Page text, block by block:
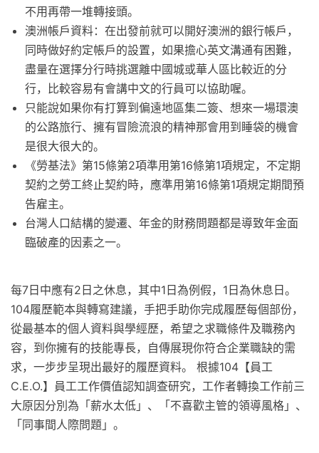
不用再帶一堆轉接頭。
澳洲帳戶資料：在出發前就可以開好澳洲的銀行帳戶，
同時做好約定帳戶的設置，如果擔心英文溝通有困難，
盡量在選擇分行時挑選離中國城或華人區比較近的分
行，比較容易有會講中文的行員可以協助喔。
只能說如果你有打算到偏遠地區集二簽、想來一場環澳
的公路旅行、擁有冒險流浪的精神那會用到睡袋的機會
是很大很大的。
《勞基法》第15條第2項準用第16條第1項規定，不定期
契約之勞工終止契約時，應準用第16條第1項規定期間預
告雇主。
台灣人口結構的變遷、年金的財務問題都是導致年金面
臨破產的因素之一。
每7日中應有2日之休息，其中1日為例假，1日為休息日。
104履歷範本與轉寫建議，手把手助你完成履歷每個部份，
從最基本的個人資料與學經歷，希望之求職條件及職務內
容，到你擁有的技能專長，自傳展現你符合企業職缺的需
求，一步步呈現出最好的履歷資料。 根據104【員工
C.E.O.】員工工作價值認知調查研究，工作者轉換工作前三
大原因分別為「薪水太低」、「不喜歡主管的領導風格」、
「同事間人際問題」。